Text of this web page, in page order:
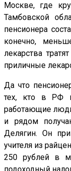
Москве, где
Тамбовской
пенсионера
конечно,
лекарства
приличные
Да что
тех, кто в РФ
работающие
и рядом
Делягин. Он
учителя из
250 рублей в